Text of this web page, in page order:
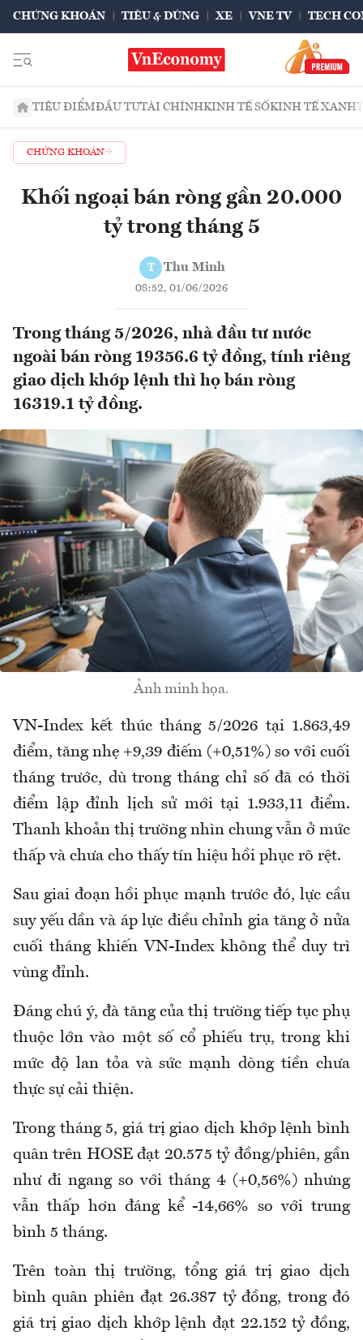
CHỨNG KHOÁN TIÊU & DÙNG XE VNE TV TECH
TIÊU ĐIỂMĐẦU TƯTÀI CHÍNHKINH TẾ SỐKINH TẾ XANH
CHỨNG KHOÁN
Khối ngoại bán ròng gần 20.000
tỷ trong tháng 5
T Thu Minh
08:52, 01/06/2026
Trong tháng 5/2026, nhà đầu tư nước
ngoài bán ròng 19356.6 tỷ đồng, tính riêng
giao dịch khớp lệnh thì họ bán ròng
16319.1 tỷ đồng.
Ảnh minh họa.
VN-Index kết thúc tháng 5/2026 tại 1.863,49
điểm, tăng nhẹ +9,39 điếm (+0,51%) so với cuối
tháng trước, dù trong tháng chỉ số đã có thời
điểm lập đỉnh lịch sử mới tại 1.933,11 điểm.
Thanh khoản thị trường nhìn chung vẫn ở mức
thấp và chưa cho thấy tín hiệu hồi phục rõ rệt.
Sau giai đoạn hồi phục mạnh trước đó, lực cầu
suy yếu dần và áp lực điều chỉnh gia tăng ở nửa
cuối tháng khiến VN-Index không thể duy trì
vùng đỉnh.
Đáng chú ý, đà tăng của thị trường tiếp tục phụ
thuộc lớn vào một số cổ phiếu trụ, trong khi
mức độ lan tỏa và sức mạnh dòng tiền chưa
thực sự cải thiện.
Trong tháng 5, giá trị giao dịch khớp lệnh bình
quân trên HOSE đạt 20.575 tỷ đồng/phiên, gần
như đi ngang so với tháng 4 (+0,56%) nhưng
vẫn thấp hơn đáng kể -14,66% so với trung
bình 5 tháng.
Trên toàn thị trường, tổng giá trị giao dịch
bình quân phiên đạt 26.387 tỷ đồng, trong đó
giá trị giao dịch khớp lệnh đạt 22.152 tỷ đồng,